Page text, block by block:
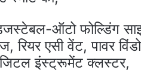
ऑटो फोल्‍डिंग
एसी वेंट, पावर
इंस्‍ट्रूमेंट क्‍लस्‍टर,